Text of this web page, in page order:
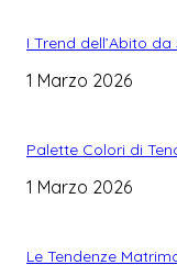
I Trend dell’Abito
1 Marzo 2026
Palette Colori di
1 Marzo 2026
Le Tendenze